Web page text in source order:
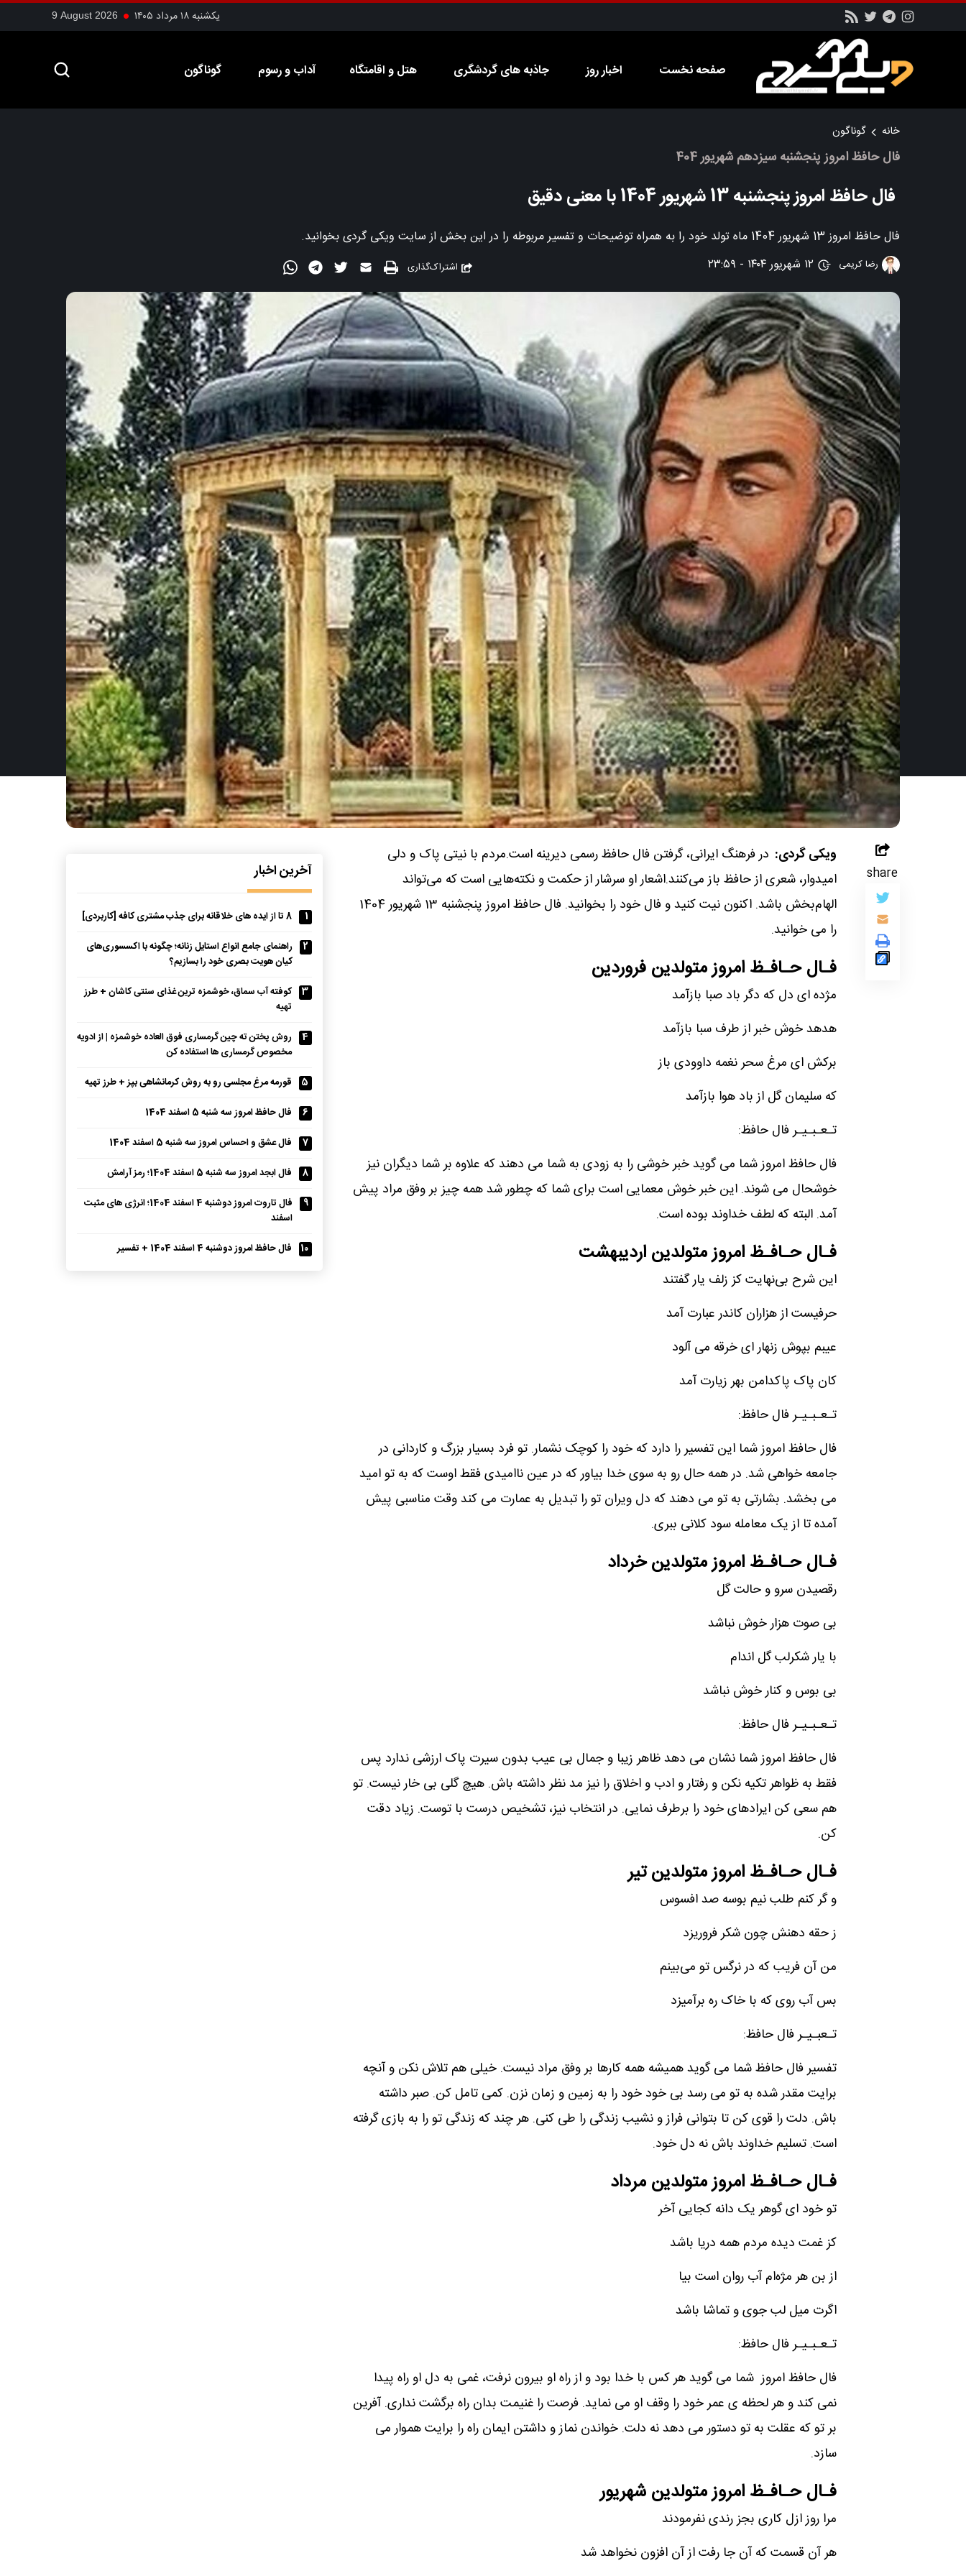
یکشنبه ۱۸ مرداد ۱۴۰۵ 9 August 2026
صفحه نخست اخبار روز جاذبه های گردشگری هتل و اقامتگاه آداب و رسوم گوناگون
خانه گوناگون
فال حافظ امروز پنجشنبه سیزدهم شهریور 404
فال حافظ امروز پنجشنبه 13 شهریور 1404 با معنی دقیق
فال حافظ امروز 13 شهریور 1404 ماه تولد خود را به همراه توضیحات و تفسیر مربوطه را در این بخش از سایت ویکی گردی بخوانید.
اشتراک‌گذاری رضا کریمی ۱۲ شهریور ۱۴۰۴ - ۲۳:۵۹
ویکی گردی: در فرهنگ ایرانی، گرفتن فال حافظ رسمی دیرینه است.مردم با نیتی پاک و دلی
امیدوار، شعری از حافظ باز می‌کنند.اشعار او سرشار از حکمت و نکته‌هایی است که می‌تواند
الهام‌بخش باشد. اکنون نیت کنید و فال خود را بخوانید. فال حافظ امروز پنجشنبه 13 شهریور 1404
را می خوانید.
فـال حـافـظ امروز متولدین فروردین
مژده ای دل که دگر باد صبا بازآمد
هدهد خوش خبر از طرف سبا بازآمد
برکش ای مرغ سحر نغمه داوودی باز
که سلیمان گل از باد هوا بازآمد
تـعـبـیـر فال حافظ:
فال حافظ امروز شما می گوید خبر خوشی را به زودی به شما می دهند که علاوه بر شما دیگران نیز
خوشحال می شوند. این خبر خوش معمایی است برای شما که چطور شد همه چیز بر وفق مراد پیش
آمد. البته که لطف خداوند بوده است.
فـال حـافـظ امروز متولدین اردیبهشت
این شرح بی‌نهایت کز زلف یار گفتند
حرفیست از هزاران کاندر عبارت آمد
عیبم بپوش زنهار ای خرقه می آلود
کان پاک پاکدامن بهر زیارت آمد
تـعـبـیـر فال حافظ:
فال حافظ امروز شما این تفسیر را دارد که خود را کوچک نشمار. تو فرد بسیار بزرگ و کاردانی در
جامعه خواهی شد. در همه حال رو به سوی خدا بیاور که در عین ناامیدی فقط اوست که به تو امید
می بخشد. بشارتی به تو می دهند که دل ویران تو را تبدیل به عمارت می کند وقت مناسبی پیش
آمده تا از یک معامله سود کلانی ببری.
فـال حـافـظ امروز متولدین خرداد
رقصیدن سرو و حالت گل
بی صوت هزار خوش نباشد
با یار شکرلب گل اندام
بی بوس و کنار خوش نباشد
تـعـبـیـر فال حافظ:
فال حافظ امروز شما نشان می دهد ظاهر زیبا و جمال بی عیب بدون سیرت پاک ارزشی ندارد پس
فقط به ظواهر تکیه نکن و رفتار و ادب و اخلاق را نیز مد نظر داشته باش. هیچ گلی بی خار نیست. تو
هم سعی کن ایرادهای خود را برطرف نمایی. در انتخاب نیز، تشخیص درست با توست. زیاد دقت
کن.
فـال حـافـظ امروز متولدین تیر
و گر کنم طلب نیم بوسه صد افسوس
ز حقه دهنش چون شکر فروریزد
من آن فریب که در نرگس تو می‌بینم
بس آب روی که با خاک ره برآمیزد
تـعبـیـر فال حافظ:
تفسیر فال حافظ شما می گوید همیشه همه کارها بر وفق مراد نیست. خیلی هم تلاش نکن و آنچه
برایت مقدر شده به تو می رسد بی خود خود را به زمین و زمان نزن. کمی تامل کن. صبر داشته
باش. دلت را قوی کن تا بتوانی فراز و نشیب زندگی را طی کنی. هر چند که زندگی تو را به بازی گرفته
است. تسلیم خداوند باش نه دل خود.
فـال حـافـظ امروز متولدین مرداد
تو خود ای گوهر یک دانه کجایی آخر
کز غمت دیده مردم همه دریا باشد
از بن هر مژه‌ام آب روان است بیا
اگرت میل لب جوی و تماشا باشد
تـعـبـیـر فال حافظ:
فال حافظ امروز شما می گوید هر کس با خدا بود و از راه او بیرون نرفت، غمی به دل او راه پیدا
نمی کند و هر لحظه ی عمر خود را وقف او می نماید. فرصت را غنیمت بدان راه برگشت نداری. آفرین
بر تو که عقلت به تو دستور می دهد نه دلت. خواندن نماز و داشتن ایمان راه را برایت هموار می
سازد.
فـال حـافـظ امروز متولدین شهریور
مرا روز ازل کاری بجز رندی نفرمودند
هر آن قسمت که آن جا رفت از آن افزون نخواهد شد
آخرین اخبار
1
8 تا از ایده های خلاقانه برای جذب مشتری کافه [کاربردی]
2
راهنمای جامع انواع استایل زنانه؛ چگونه با اکسسوری‌های
کیان هویت بصری خود را بسازیم؟
3
کوفته آب سماق، خوشمزه ترین غذای سنتی کاشان + طرز
تهیه
4
روش پختن ته چین گرمساری فوق العاده خوشمزه | از ادویه
مخصوص گرمساری ها استفاده کن
5
قورمه مرغ مجلسی رو به روش کرمانشاهی بپز + طرز تهیه
6
فال حافظ امروز سه شنبه 5 اسفند 1404
7
فال عشق و احساس امروز سه شنبه 5 اسفند 1404
8
فال ابجد امروز سه شنبه 5 اسفند 1404؛ رمز آرامش
9
فال تاروت امروز دوشنبه 4 اسفند 1404؛ انرژی های مثبت
اسفند
10
فال حافظ امروز دوشنبه 4 اسفند 1404 + تفسیر
share